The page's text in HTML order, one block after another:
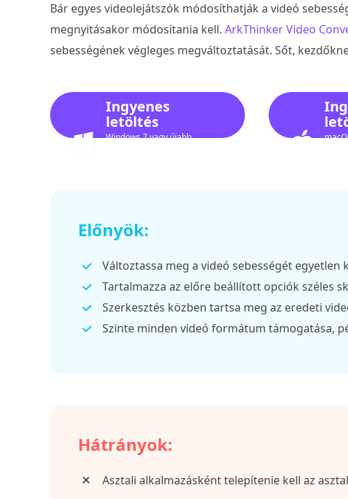
Bár egyes videolejátszók módosíthatják a videó
megnyitásakor módosítania kell. ArkThinker Video
sebességének végleges megváltoztatását. Sőt,
Ingyenes
letöltés
Windows 7 vagy újabb
Előnyök:
Változtassa meg a videó sebességét egyetlen
Tartalmazza az előre beállított opciók széles
Szerkesztés közben tartsa meg az eredeti
Szinte minden videó formátum támogatása,
Hátrányok:
Asztali alkalmazásként telepítenie kell az